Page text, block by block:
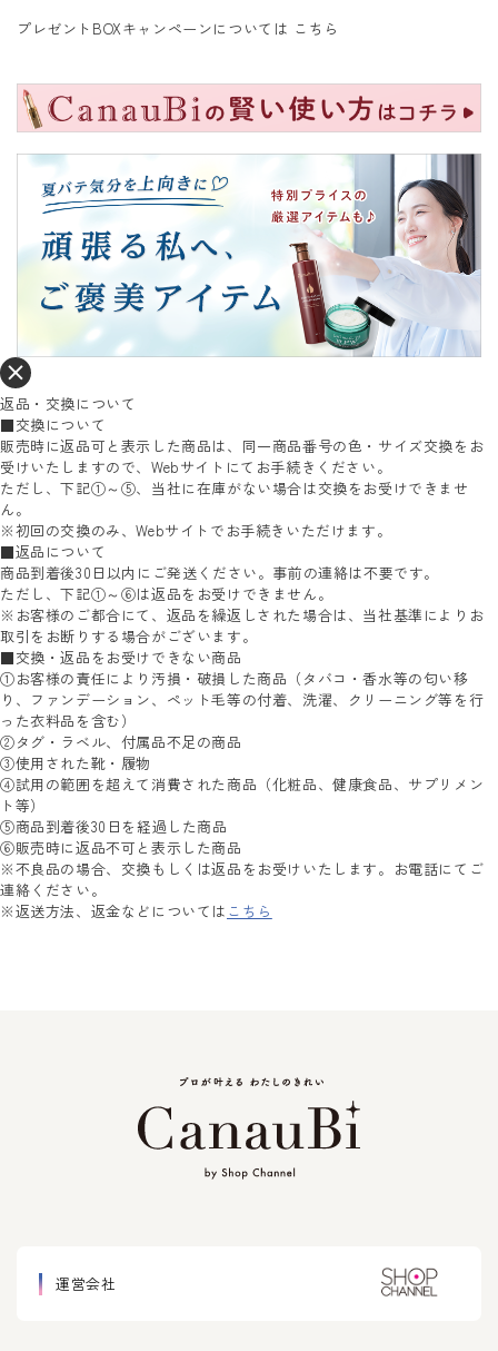
プレゼントBOXキャンペーンについては こちら
返品・交換について
■交換について
販売時に返品可と表示した商品は、同一商品番号の色・サイズ交換をお
受けいたしますので、Webサイトにてお手続きください。
ただし、下記①～⑤、当社に在庫がない場合は交換をお受けできませ
ん。
※初回の交換のみ、Webサイトでお手続きいただけます。
■返品について
商品到着後30日以内にご発送ください。事前の連絡は不要です。
ただし、下記①～⑥は返品をお受けできません。
※お客様のご都合にて、返品を繰返しされた場合は、当社基準によりお
取引をお断りする場合がございます。
■交換・返品をお受けできない商品
①お客様の責任により汚損・破損した商品（タバコ・香水等の匂い移
り、ファンデーション、ペット毛等の付着、洗濯、クリーニング等を行
った衣料品を含む）
②タグ・ラベル、付属品不足の商品
③使用された靴・履物
④試用の範囲を超えて消費された商品（化粧品、健康食品、サプリメン
ト等）
⑤商品到着後30日を経過した商品
⑥販売時に返品不可と表示した商品
※不良品の場合、交換もしくは返品をお受けいたします。お電話にてご
連絡ください。
※返送方法、返金などについては こちら
運営会社